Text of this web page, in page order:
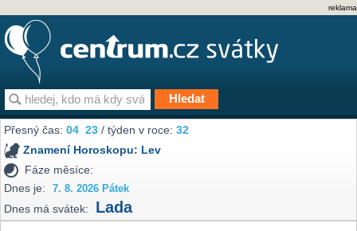
reklama
Přesný čas:04 23 / týden v roce:32
Znamení Horoskopu: Lev
Fáze měsíce:
Dnes je:
7. 8. 2026 Pátek
Dnes má svátek: Lada